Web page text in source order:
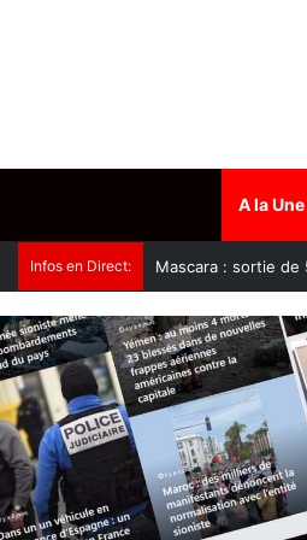
A la Une
Infos en Direct: Tissemsilt : plus de